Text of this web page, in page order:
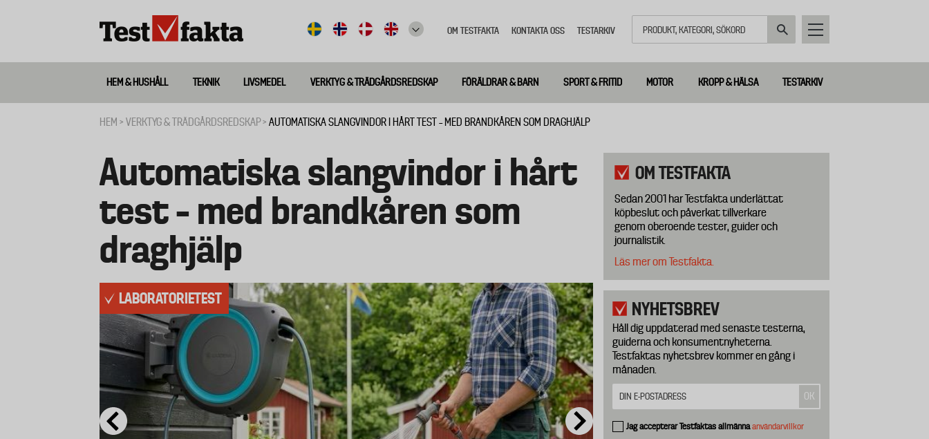
meny
OM TESTFAKTA KONTAKTA OSS TESTARKIV
Huvudmeny
ny
HEM & HUSHÅLL TEKNIK LIVSMEDEL VERKTYG & TRÄDGÅRDSREDSKAP FÖRÄLDRAR & BARN SPORT & FRITID MOTOR KROPP & HÄLSA TESTARKIV
HEM VERKTYG & TRÄDGÅRDSREDSKAP AUTOMATISKA SLANGVINDOR I HÅRT TEST – MED BRANDKÅREN SOM DRAGHJÄLP
Automatiska slangvindor i hårt
test – med brandkåren som
draghjälp
LABORATORIETEST
OM TESTFAKTA
Sedan 2001 har Testfakta underlättat
köpbeslut och påverkat tillverkare
genom oberoende tester, guider och
journalistik.
Läs mer om Testfakta.
NYHETSBREV
Håll dig uppdaterad med senaste testerna,
guiderna och konsumentnyheterna.
Testfaktas nyhetsbrev kommer en gång i
månaden.
Jag accepterar Testfaktas allmännaanvändarvillkor